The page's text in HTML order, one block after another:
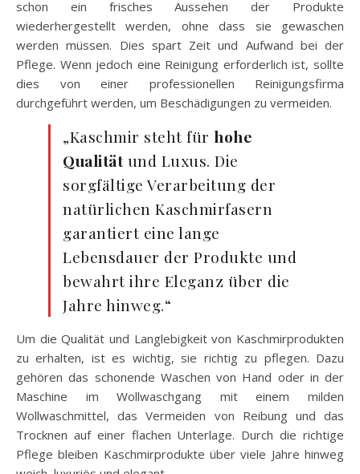
schon ein frisches Aussehen der Produkte
wiederhergestellt werden, ohne dass sie gewaschen
werden müssen. Dies spart Zeit und Aufwand bei der
Pflege. Wenn jedoch eine Reinigung erforderlich ist, sollte
dies von einer professionellen Reinigungsfirma
durchgeführt werden, um Beschädigungen zu vermeiden.
„Kaschmir steht für hohe
Qualitätund Luxus. Die
sorgfältige Verarbeitung der
natürlichen Kaschmirfasern
garantiert eine lange
Lebensdauer der Produkte und
bewahrt ihre Eleganz über die
Jahre hinweg.“
Um die Qualität und Langlebigkeit von Kaschmirprodukten
zu erhalten, ist es wichtig, sie richtig zu pflegen. Dazu
gehören das schonende Waschen von Hand oder in der
Maschine im Wollwaschgang mit einem milden
Wollwaschmittel, das Vermeiden von Reibung und das
Trocknen auf einer flachen Unterlage. Durch die richtige
Pflege bleiben Kaschmirprodukte über viele Jahre hinweg